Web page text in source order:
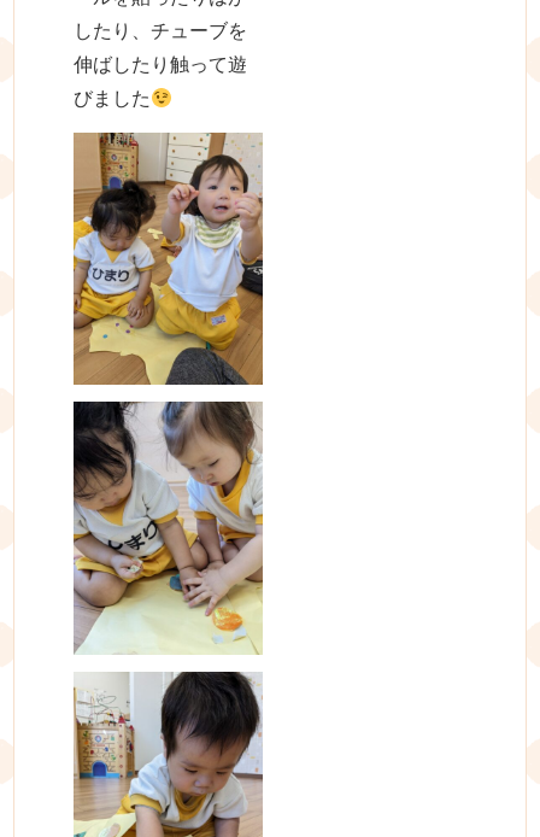
したり、チューブを
伸ばしたり触って遊
びました